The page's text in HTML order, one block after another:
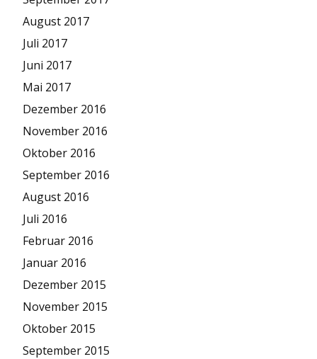
August 2017
Juli 2017
Juni 2017
Mai 2017
Dezember 2016
November 2016
Oktober 2016
September 2016
August 2016
Juli 2016
Februar 2016
Januar 2016
Dezember 2015
November 2015
Oktober 2015
September 2015